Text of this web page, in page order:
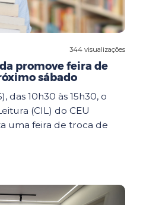
344 visualizações
promove feira de
sábado
das 10h30 às 15h30, o
(CIL) do CEU
uma feira de troca de